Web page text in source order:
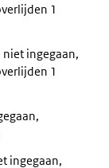
1
niet ingegaan,
1
ingegaan,